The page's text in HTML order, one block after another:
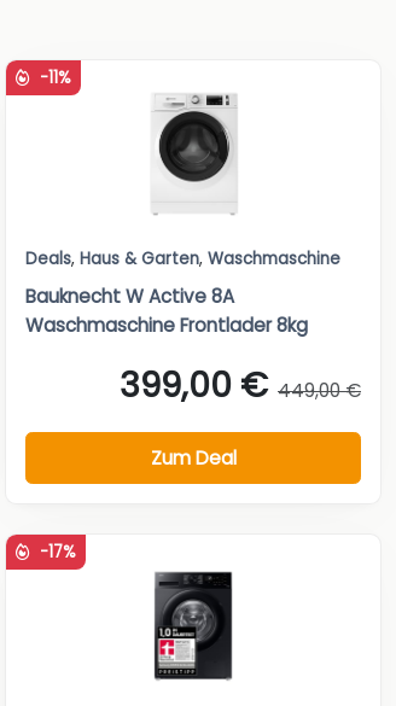
-11%
Deals, Haus & Garten, Waschmaschine
Bauknecht W Active 8A
Waschmaschine Frontlader 8kg
399,00 € 449,00 €
Zum Deal
-17%